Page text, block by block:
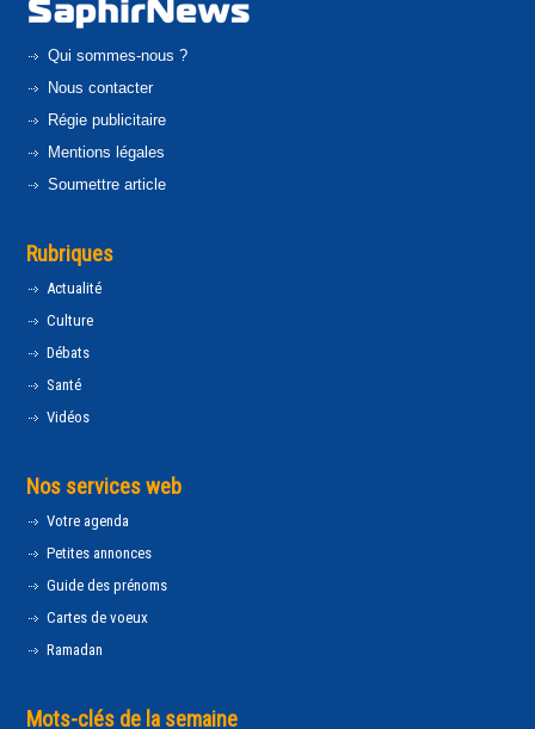
Qui sommes-nous ?
Nous contacter
Régie publicitaire
Mentions légales
Soumettre article
Rubriques
Actualité
Culture
Débats
Santé
Vidéos
Nos services web
Votre agenda
Petites annonces
Guide des prénoms
Cartes de voeux
Ramadan
Mots-clés de la semaine